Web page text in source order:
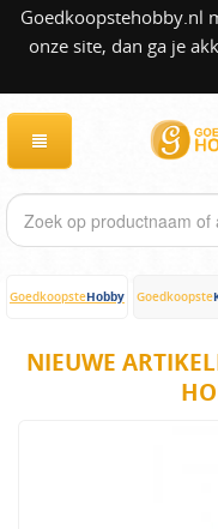
Goedkoopstehobby.nl
onze site, dan ga je
GoedkoopsteHobby Goedkoopste
NIEUWE